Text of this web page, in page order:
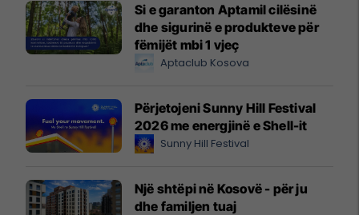
Si e garanton Aptamil cilësinë
dhe sigurinë e produkteve për
fëmijët mbi 1 vjeç
Aptaclub Kosova
Përjetojeni Sunny Hill Festival
2026 me energjinë e Shell-it
Sunny Hill Festival
Një shtëpi në Kosovë - për ju
dhe familjen tuaj